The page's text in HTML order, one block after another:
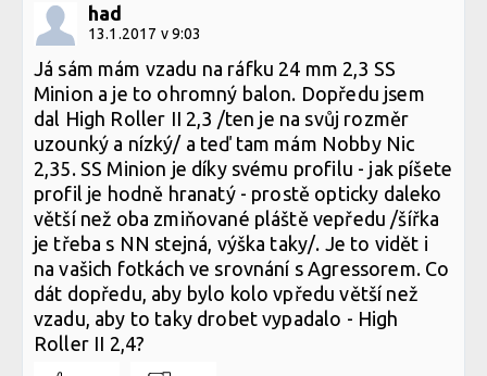
had
13.1.2017 v 9:03
Já sám mám vzadu na ráfku 24 mm 2,3 SS
Minion a je to ohromný balon. Dopředu jsem
dal High Roller II 2,3 /ten je na svůj rozměr
uzounký a nízký/ a teď tam mám Nobby Nic
2,35. SS Minion je díky svému profilu - jak píšete
profil je hodně hranatý - prostě opticky daleko
větší než oba zmiňované pláště vepředu /šířka
je třeba s NN stejná, výška taky/. Je to vidět i
na vašich fotkách ve srovnání s Agressorem. Co
dát dopředu, aby bylo kolo vpředu větší než
vzadu, aby to taky drobet vypadalo - High
Roller II 2,4?